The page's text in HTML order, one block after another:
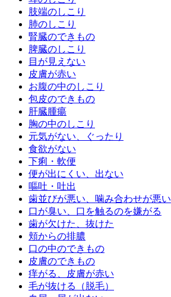
肢端のしこり
肺のしこり
腎臓のできもの
脾臓のしこり
目が見えない
皮膚が赤い
お腹の中のしこり
包皮のできもの
肝臓腫瘍
胸の中のしこり
元気がない、ぐったり
食欲がない
下痢・軟便
便が出にくい、出ない
嘔吐・吐出
歯並びが悪い、噛み合わせが悪い
口が臭い、口を触るのを嫌がる
歯が欠けた、抜けた
頬からの排膿
口の中のできもの
皮膚のできもの
痒がる、皮膚が赤い
毛が抜ける（脱毛）